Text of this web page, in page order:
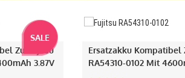
SALE
Zu Fujitsu
3.87V
Ersatzakku Kompatibel
RA54310-0102 Mit